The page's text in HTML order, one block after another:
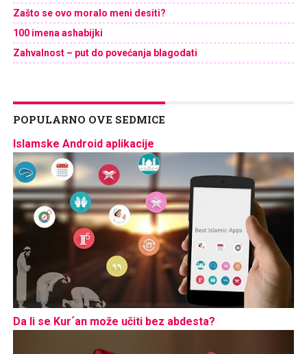
Zašto se ovo moralo meni desiti?
100 imena ashabijki
Zahvalnost – put do povećanja blagodati
POPULARNO OVE SEDMICE
Islamske Android aplikacije
Da li se Kur´an može učiti bez abdesta?